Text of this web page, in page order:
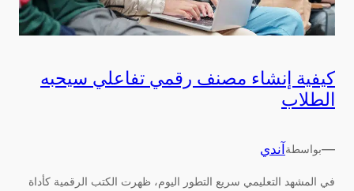
كيفية إنشاء مصنف رقمي تفاعلي سيحبه
الطلاب
—بواسطة آندي
في المشهد التعليمي سريع التطور اليوم، ظهرت الكتب الرقمية كأداة